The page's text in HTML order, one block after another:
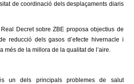
de coordinació dels desplaçaments diaris
Decret sobre ZBE proposa objectius de
reducció dels gasos d’efecte hivernacle i
més de la millora de la qualitat de l’aire.
un dels principals problemes de salut